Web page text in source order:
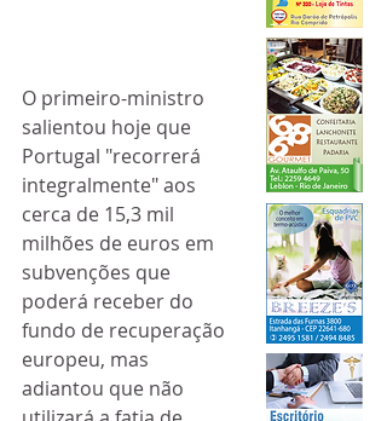
O primeiro-ministro
salientou hoje que
Portugal "recorrerá
integralmente" aos
cerca de 15,3 mil
milhões de euros em
subvenções que
poderá receber do
fundo de recuperação
europeu, mas
adiantou que não